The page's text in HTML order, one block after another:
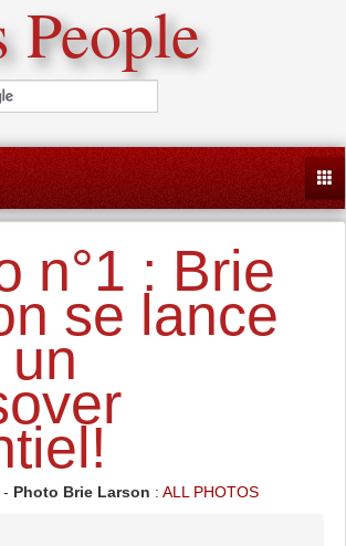
People
n°1 : Brie
se lance
Photo Brie Larson : ALL PHOTOS